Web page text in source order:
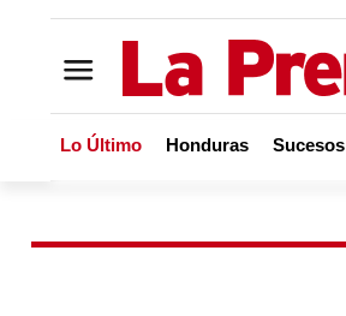
Lo Último Honduras Sucesos